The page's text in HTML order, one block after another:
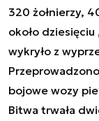
320 żołnierzy,
około
wykryło z
bojowe wozy
Bitwa trwała